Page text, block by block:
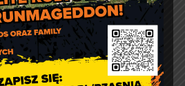
Lato z Gminą Rząśnia.